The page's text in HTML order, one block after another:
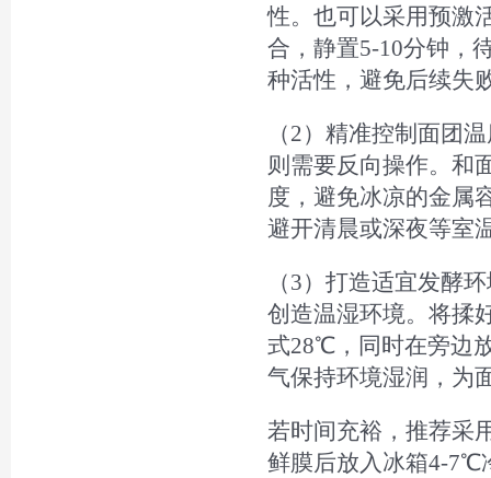
性。也可以采用预激
合，静置5-10分钟，
种活性，避免后续失
（2）精准控制面团
则需要反向操作。和
度，避免冰凉的金属
避开清晨或深夜等室
（3）打造适宜发酵
创造温湿环境。将揉
式28℃，同时在旁边
气保持环境湿润，为
若时间充裕，推荐采
鲜膜后放入冰箱4-7℃